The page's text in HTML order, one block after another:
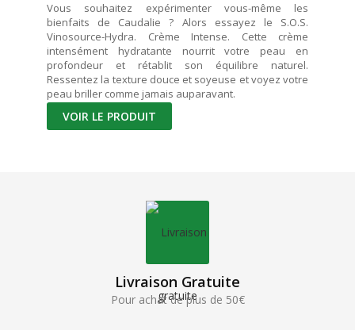
Vous souhaitez expérimenter vous-même les
bienfaits de Caudalie ? Alors essayez le S.O.S.
Vinosource-Hydra. Crème Intense. Cette crème
intensément hydratante nourrit votre peau en
profondeur et rétablit son équilibre naturel.
Ressentez la texture douce et soyeuse et voyez votre
peau briller comme jamais auparavant.
VOIR LE PRODUIT
Livraison Gratuite
Pour achat de plus de 50€